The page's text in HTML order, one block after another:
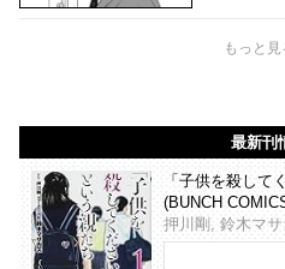
もっと見
最新刊
「子供を殺して
(BUNCH
押川剛, 鈴木マ